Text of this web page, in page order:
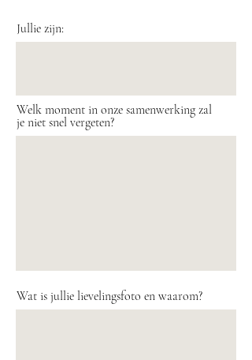
Jullie zijn:
Welk moment in onze samenwerking zal
je niet snel vergeten?
Wat is jullie lievelingsfoto en waarom?